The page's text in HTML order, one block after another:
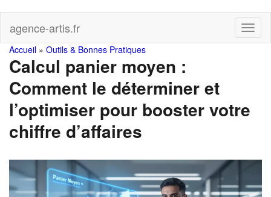
main
content
agence-artis.fr
You
are
here
Accueil » Outils & Bonnes Pratiques
Calcul panier moyen :
Comment le déterminer et
l’optimiser pour booster votre
chiffre d’affaires